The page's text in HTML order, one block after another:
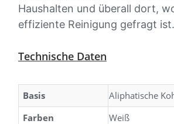
Haushalten und überall dort,
effiziente Reinigung gefragt ist.
Technische Daten
Basis
Aliphatische
Farben
Weiß